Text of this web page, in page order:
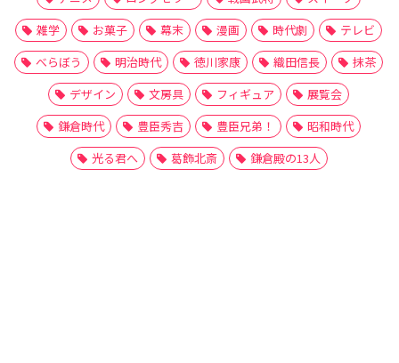
雑学
お菓子 幕末 漫画 時代劇
テレビ
べらぼう
明治時代 徳川家康 織田信長
抹茶
デザイン
文房具 フィギュア
展覧会
鎌倉時代
豊臣秀吉 豊臣兄弟！
昭和時代
光る君へ
葛飾北斎 鎌倉殿の13人